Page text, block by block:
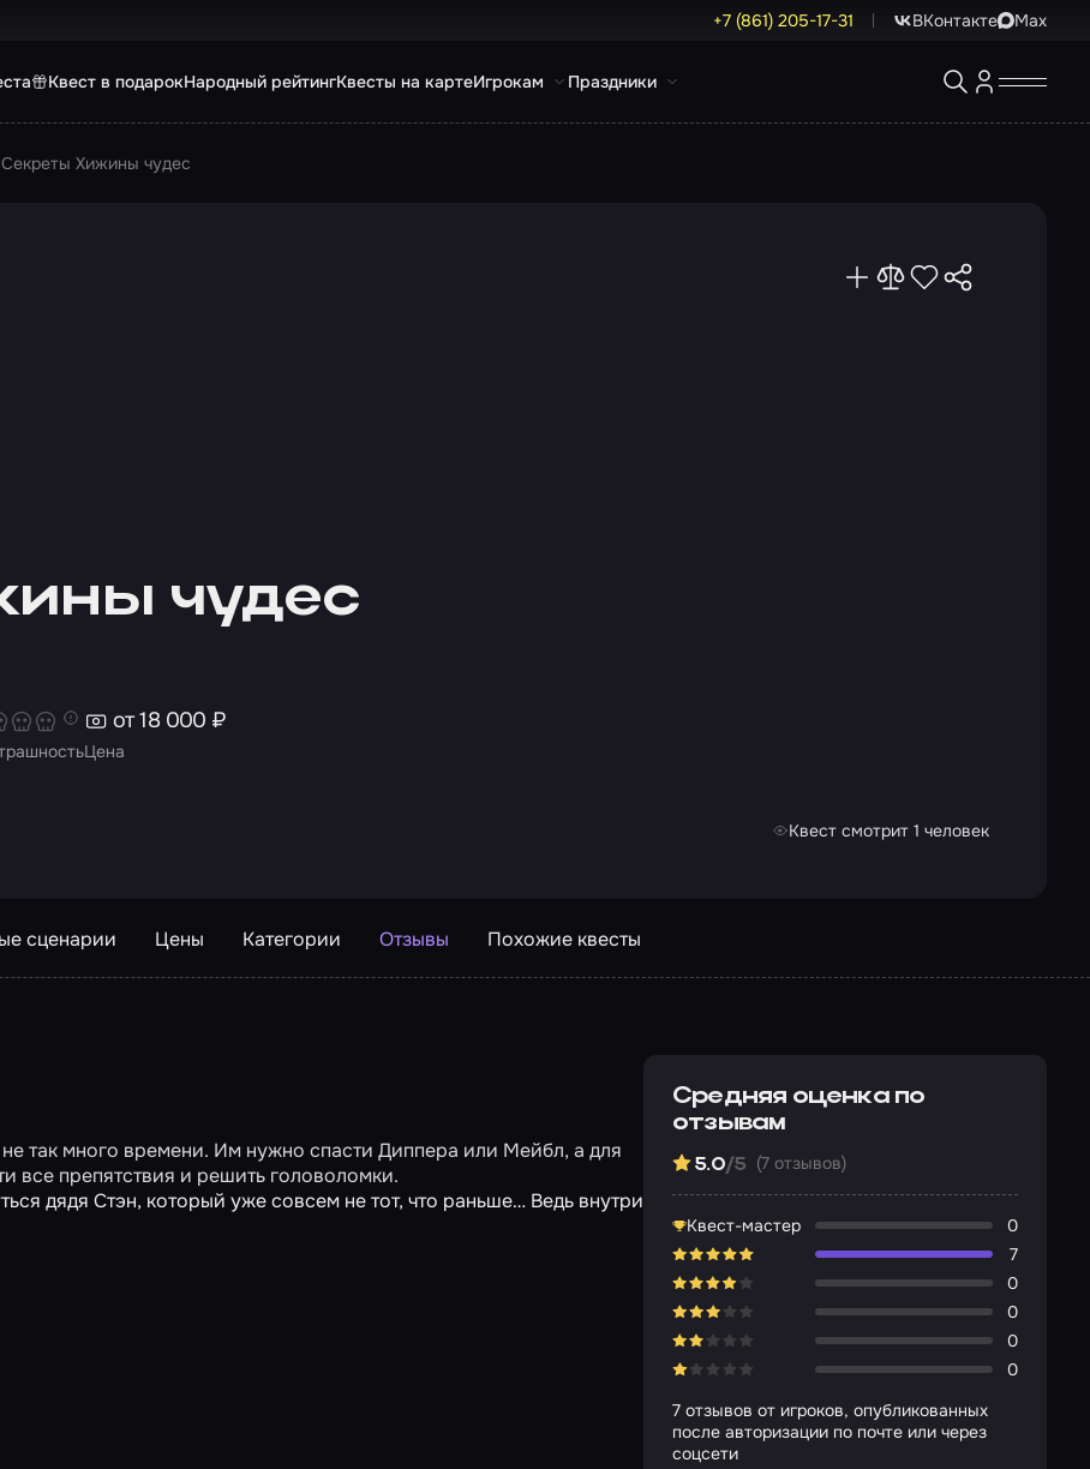
+7 (861) 205-17-31 ВКонтакте Max
Квест в подарокНародный рейтингКвесты на картеИгрокам Праздники
Секреты Хижины чудес
чудес
Цена
от 18 000 ₽
Квест смотрит 1 человек
сценарии Цены Категории Отзывы Похожие квесты
так много времени. Им нужно спасти Диппера или Мейбл, а для
все препятствия и решить головоломки.
дядя Стэн, который уже совсем не тот, что раньше… Ведь внутри
Средняя оценка по
отзывам
5.0/5 (7 отзывов)
Квест-мастер
0
7
0
0
0
0
7 отзывов от игроков, опубликованных
после авторизации по почте или через
соцсети